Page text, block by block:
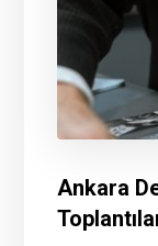
Ankara